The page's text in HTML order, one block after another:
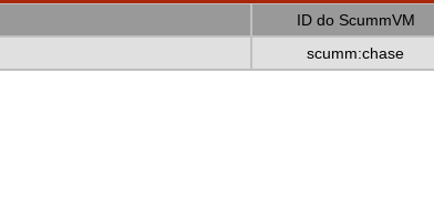
ID do ScummVM
scumm:chase